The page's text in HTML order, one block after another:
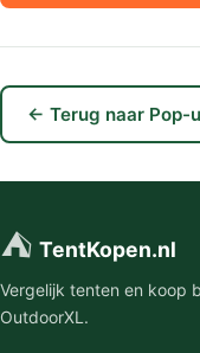
← Terug naar Pop-
⛺ TentKopen.nl
Vergelijk tenten en koop
OutdoorXL.